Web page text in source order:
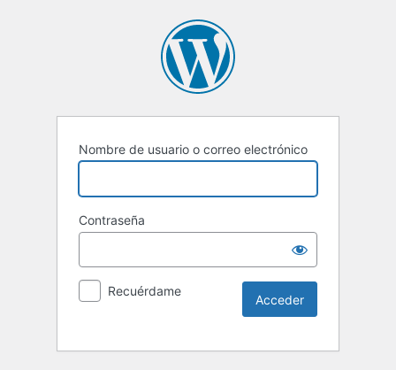
Nombre de usuario o correo electrónico
Contraseña
Recuérdame